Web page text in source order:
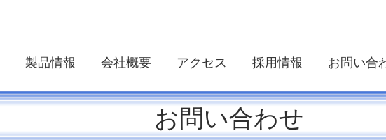
お問い合わせ
製品情報
会社概要 アクセス 採用情報 お問い合